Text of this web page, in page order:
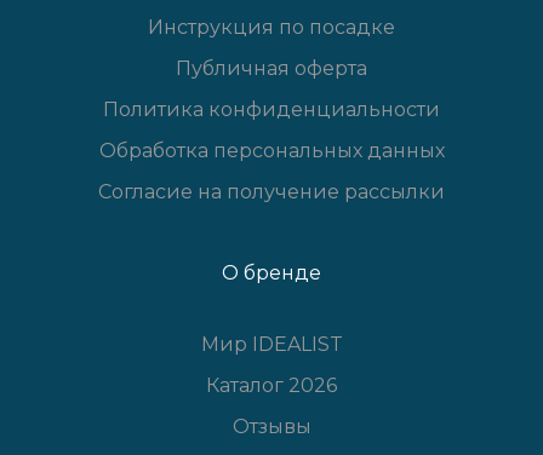
Инструкция по посадке
Публичная оферта
Политика конфиденциальности
Обработка персональных данных
Согласие на получение рассылки
О бренде
Мир IDEALIST
Каталог 2026
Отзывы